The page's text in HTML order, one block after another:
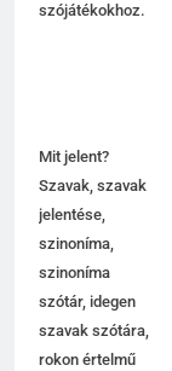
szójátékokhoz.
Mit jelent?
Szavak, szavak
jelentése,
szinoníma,
szinoníma
szótár, idegen
szavak szótára,
rokon értelmű